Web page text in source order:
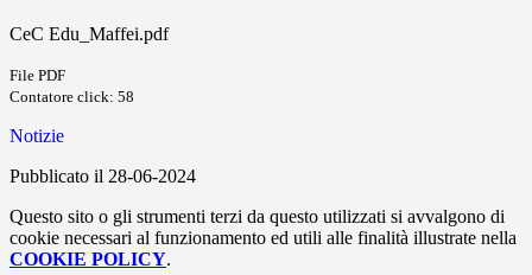
CeC Edu_Maffei.pdf
File PDF
Contatore click: 58
Notizie
Pubblicato il 28-06-2024
Questo sito o gli strumenti terzi da questo utilizzati si avvalgono di
cookie necessari al funzionamento ed utili alle finalità illustrate nella
COOKIE POLICY.